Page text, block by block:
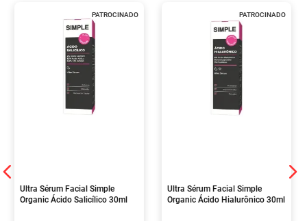
PATROCINADO
Ultra Sérum Facial Simple
Organic Ácido Salicílico 30ml
PATROCINADO
Ultra Sérum Facial Simple
Organic Ácido Hialurônico 30ml